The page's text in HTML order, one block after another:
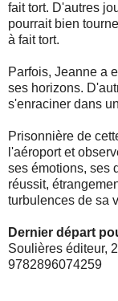
fait tort. D'autres
pourrait bien
à fait tort.
Parfois, Jeanne a
ses horizons.
s'enraciner dans
Prisonnière de
l'aéroport et
ses émotions, ses
réussit,
turbulences de sa
Dernier départ
Soulières éditeur,
9782896074259